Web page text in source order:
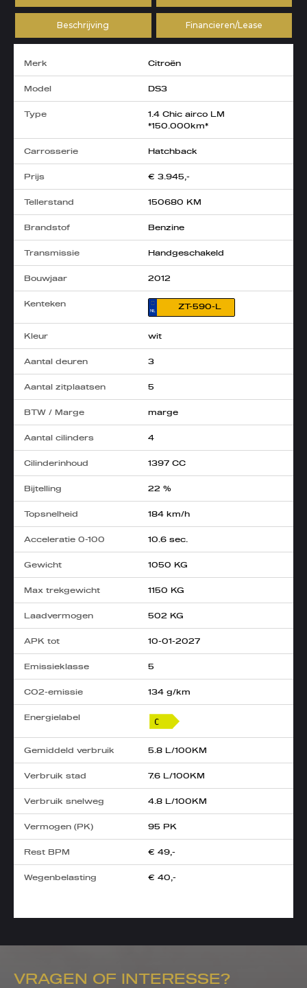
Beschrijving Financieren/Lease
Merk Citroën
Model DS3
Type
1.4 Chic airco LM
*150.000km*
Carrosserie Hatchback
Prijs € 3.945,-
Tellerstand 150680 KM
Brandstof Benzine
Transmissie Handgeschakeld
Bouwjaar 2012
Kenteken ZT-590-L
Kleur wit
Aantal deuren 3
Aantal zitplaatsen 5
BTW / Marge marge
Aantal cilinders 4
Cilinderinhoud 1397 CC
Bijtelling 22 %
Topsnelheid 184 km/h
Acceleratie 0-100 10.6 sec.
Gewicht 1050 KG
Max trekgewicht 1150 KG
Laadvermogen 502 KG
APK tot 10-01-2027
Emissieklasse 5
CO2-emissie 134 g/km
Energielabel
Gemiddeld verbruik 5.8 L/100KM
Verbruik stad 7.6 L/100KM
Verbruik snelweg 4.8 L/100KM
Vermogen (PK) 95 PK
Rest BPM € 49,-
Wegenbelasting € 40,-
VRAGEN OF INTERESSE?